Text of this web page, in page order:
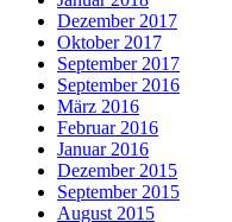
Dezember 2017
Oktober 2017
September 2017
September 2016
März 2016
Februar 2016
Januar 2016
Dezember 2015
September 2015
August 2015